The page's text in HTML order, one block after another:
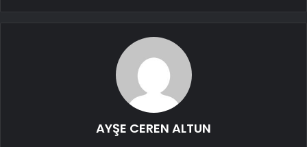
AYŞE CEREN ALTUN